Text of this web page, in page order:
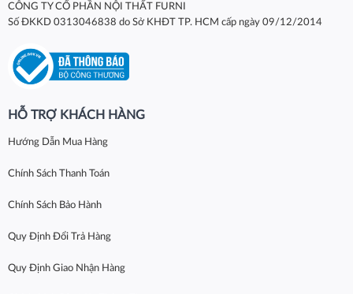
CÔNG TY CỔ PHẦN NỘI THẤT FURNI
Số ĐKKD 0313046838 do Sở KHĐT TP. HCM cấp ngày 09/12/2014
HỖ TRỢ KHÁCH HÀNG
Hướng Dẫn Mua Hàng
Chính Sách Thanh Toán
Chính Sách Bảo Hành
Quy Định Đổi Trả Hàng
Quy Định Giao Nhận Hàng